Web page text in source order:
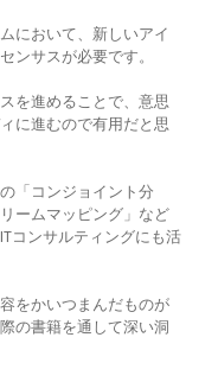
において、新しいアイ
ンサスが必要です。
を進めることで、意思
に進むので有用だと思
「コンジョイント分
ームマッピング」など
コンサルティングにも活
をかいつまんだものが
の書籍を通して深い洞